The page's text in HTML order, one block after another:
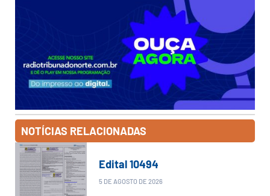
NOTÍCIAS RELACIONADAS
Edital 10494
5 DE AGOSTO DE 2026